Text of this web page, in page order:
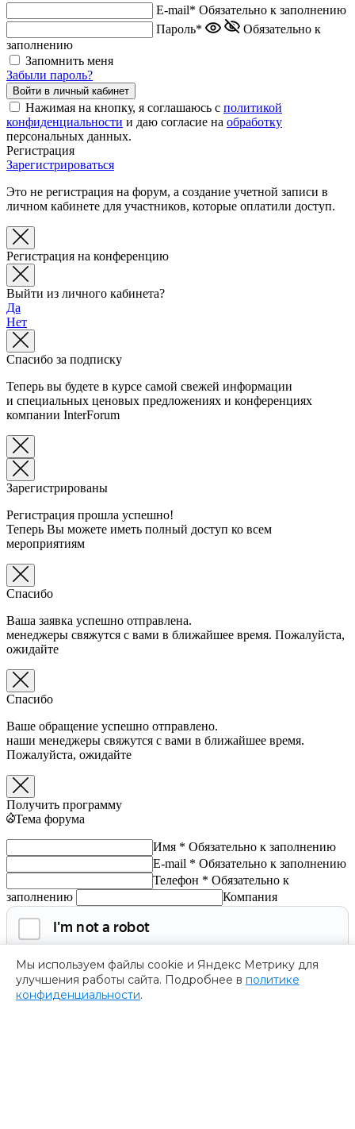
Мы используем файлы cookie и Яндекс Метрику для
улучшения работы сайта. Подробнее в политике
конфиденциальности.
E-mail* Обязательно к заполнению
Пароль*
Обязательно к
заполнению
Запомнить меня
Забыли пароль?
Нажимая на кнопку, я соглашаюсь с политикой
конфиденциальности и даю согласие на обработку
персональных данных.
Регистрация
Зарегистрироваться
Это не регистрация на форум, а создание учетной записи в
личном кабинете для участников, которые оплатили доступ.
Регистрация на конференцию
Выйти из личного кабинета?
Да
Нет
Спасибо за подписку
Теперь вы будете в курсе самой свежей информации
и специальных ценовых предложениях и конференциях
компании InterForum
Зарегистрированы
Регистрация прошла успешно!
Теперь Вы можете иметь полный доступ ко всем
мероприятиям
Спасибо
Ваша заявка успешно отправлена.
менеджеры свяжутся с вами в ближайшее время. Пожалуйста,
ожидайте
Спасибо
Ваше обращение успешно отправлено.
наши менеджеры свяжутся с вами в ближайшее время.
Пожалуйста, ожидайте
Получить программу
Тема форума
Имя * Обязательно к заполнению
E-mail * Обязательно к заполнению
Телефон * Обязательно к
заполнению
Компания